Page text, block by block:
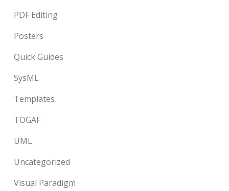
PDF Editing
Posters
Quick Guides
SysML
Templates
TOGAF
UML
Uncategorized
Visual Paradigm